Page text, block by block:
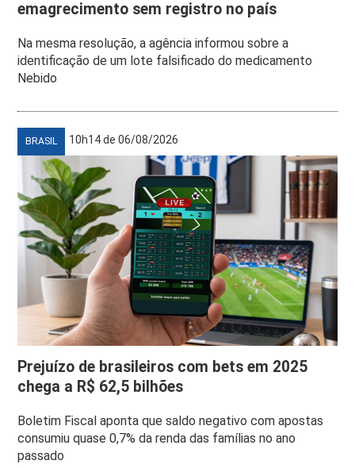
emagrecimento sem registro no país
Na mesma resolução, a agência informou sobre a
identificação de um lote falsificado do medicamento
Nebido
BRASIL 10h14 de 06/08/2026
Prejuízo de brasileiros com bets em 2025
chega a R$ 62,5 bilhões
Boletim Fiscal aponta que saldo negativo com apostas
consumiu quase 0,7% da renda das famílias no ano
passado